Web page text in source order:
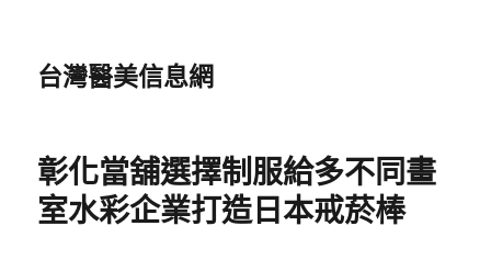
台灣醫美信息網
彰化當舖選擇制服給多不同畫
室水彩企業打造日本戒菸棒